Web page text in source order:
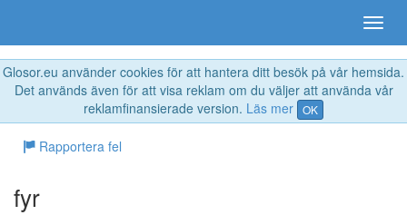
Glosor.eu använder cookies för att hantera ditt besök på vår hemsida.
Det används även för att visa reklam om du väljer att använda vår
reklamfinansierade version. Läs mer OK
Rapportera fel
fyr